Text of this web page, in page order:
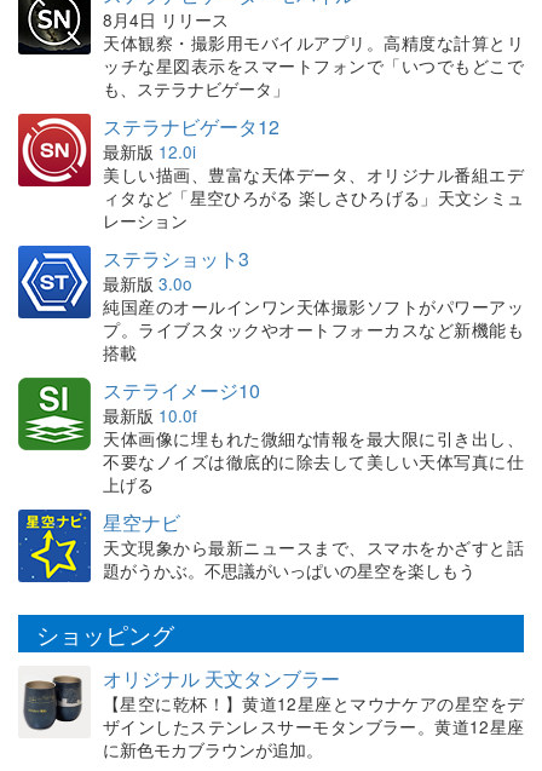
8月4日 リリース
天体観察・撮影用モバイルアプリ。高精度な計算とリ
ッチな星図表示をスマートフォンで「いつでもどこで
も、ステラナビゲータ」
ステラナビゲータ12
最新版 12.0i
美しい描画、豊富な天体データ、オリジナル番組エデ
ィタなど「星空ひろがる 楽しさひろげる」天文シミュ
レーション
ステラショット3
最新版 3.0o
純国産のオールインワン天体撮影ソフトがパワーアッ
プ。ライブスタックやオートフォーカスなど新機能も
搭載
ステライメージ10
最新版 10.0f
天体画像に埋もれた微細な情報を最大限に引き出し、
不要なノイズは徹底的に除去して美しい天体写真に仕
上げる
星空ナビ
天文現象から最新ニュースまで、スマホをかざすと話
題がうかぶ。不思議がいっぱいの星空を楽しもう
ショッピング
オリジナル 天文タンブラー
【星空に乾杯！】黄道12星座とマウナケアの星空をデ
ザインしたステンレスサーモタンブラー。黄道12星座
に新色モカブラウンが追加。